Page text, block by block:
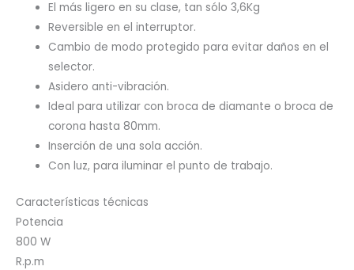
El más ligero en su clase, tan sólo 3,6Kg
Reversible en el interruptor.
Cambio de modo protegido para evitar daños en el
selector.
Asidero anti-vibración.
Ideal para utilizar con broca de diamante o broca de
corona hasta 80mm.
Inserción de una sola acción.
Con luz, para iluminar el punto de trabajo.
Características técnicas
Potencia
800 W
R.p.m